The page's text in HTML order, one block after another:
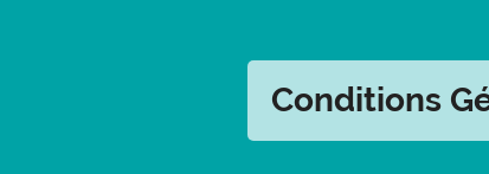
Conditions